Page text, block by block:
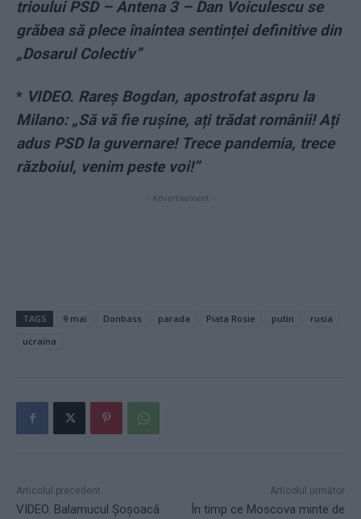
trioului PSD – Antena 3 – Dan Voiculescu se
grăbea să plece înaintea sentinței definitive din
„Dosarul Colectiv”
* VIDEO. Rareș Bogdan, apostrofat aspru la
Milano: „Să vă fie rușine, ați trădat românii! Ați
adus PSD la guvernare! Trece pandemia, trece
războiul, venim peste voi!”
- Advertisement -
TAGS 9 mai Donbass parada Piata Rosie putin
rusia
ucraina
Articolul precedent
VIDEO. Balamucul Șoșoacă
Articolul următor
În timp ce Moscova minte de